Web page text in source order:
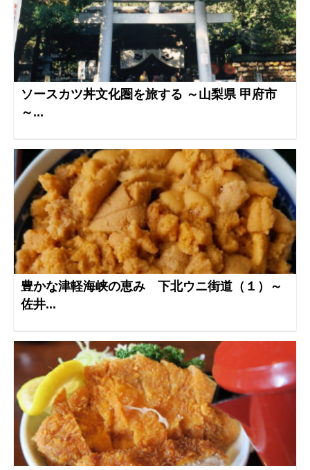
ソースカツ丼文化圏を旅する ～山梨県 甲府市
～...
豊かな津軽海峡の恵み 下北ウニ街道（１）～
佐井...